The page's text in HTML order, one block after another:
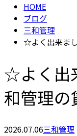
HOME
ブログ
三和管理
☆よく出来ま
☆よく出
和管理の
2026.07.06三和管理